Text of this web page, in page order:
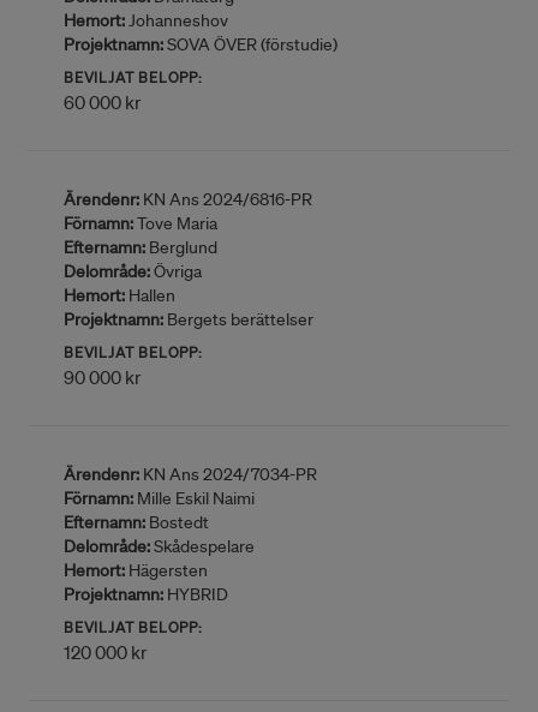
Hemort:Johanneshov
Projektnamn:SOVA ÖVER (förstudie)
BEVILJAT BELOPP:
60 000 kr
Ärendenr: KN Ans 2024/6816-PR
Förnamn:Tove Maria
Efternamn: Berglund
Delområde:Övriga
Hemort: Hallen
Projektnamn: Bergets berättelser
BEVILJAT BELOPP:
90 000 kr
Ärendenr: KN Ans 2024/7034-PR
Förnamn: Mille Eskil Naimi
Efternamn: Bostedt
Delområde:Skådespelare
Hemort: Hägersten
Projektnamn: HYBRID
BEVILJAT BELOPP:
120 000 kr